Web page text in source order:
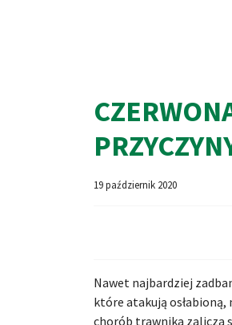
19 październik 2020
Nawet najbardziej
które atakują osłabioną,
chorób trawnika zalicza